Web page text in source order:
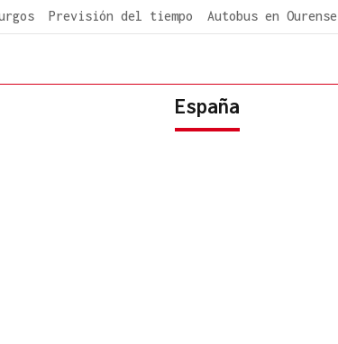
Previsión del tiempo Autobus en Ourense
España